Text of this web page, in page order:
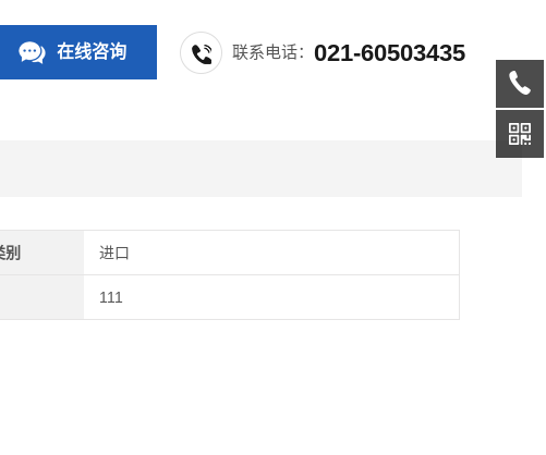
在线咨询 联系电话：021-60503435
别 进口
111